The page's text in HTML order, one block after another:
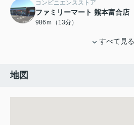
コンビニエンスストア
ファミリーマート 熊本富合店
986ｍ（13分）
すべて見る
地図